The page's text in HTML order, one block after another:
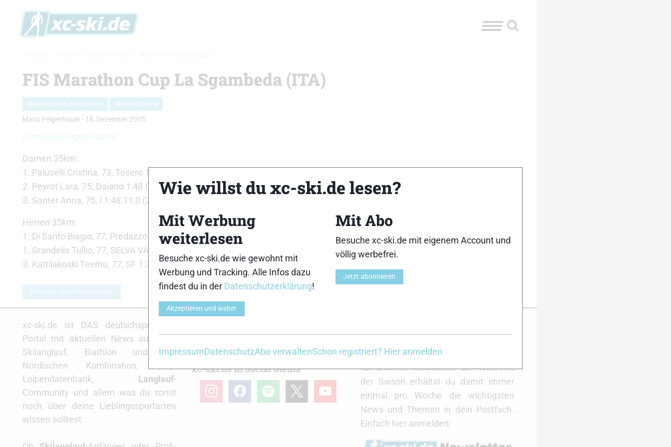
FIS Marathon Cup La Sgambeda (ITA)
Skimarathon Ergebnisse
Skimarathons
Mario Felgenhauer - 18. Dezember 2005
Komplette Ergebnisliste
Damen 35km:
1. Paluselli Cristina, 73, Tesero 1:48.00,4 (2001)
2. Peyrot Lara, 75, Daiano 1:48.01,8 (2004)
3. Santer Anna, 75, I 1:48.11,0 (2003)
Herren 35km:
1. Di Santo Biagio, 77, Predazzo 1:36.56,2 (57)
1. Grandelis Tullio, 77, SELVA VAL GARDENA 1:36.56,2 (20)
3. Kattilakoski Teemu, 77, SF 1:36.56,4 (4)
Schreibe einen Kommentar
xc-ski.de ist DAS deutschsprachige
Portal mit aktuellen News aus dem
Skilanglauf, Biathlon und der
Nordischen Kombination, einer
Loipendatenbank, Langlauf-
Community und allem was du sonst
noch über deine Lieblingssportarten
wissen solltest.
xc-ski.de in Social Media
instagramfacebookspotify youtube
Laufenden bleiben? Dann melde dich
für unseren Newsletter an. Während
der Saison erhältst du damit immer
einmal pro Woche die wichtigsten
News und Themen in dein Postfach.
Einfach hier anmelden:
Wie willst du xc-ski.de lesen?
Mit Werbung
weiterlesen
Besuche xc-ski.de wie gewohnt mit
Werbung und Tracking. Alle Infos dazu
findest du in der Datenschutzerklärung!
Akzeptieren und weiter
Mit Abo
Besuche xc-ski.de mit eigenem Account und
völlig werbefrei.
Jetzt abonnieren
ImpressumDatenschutzAbo verwaltenSchon registriert? Hier anmelden